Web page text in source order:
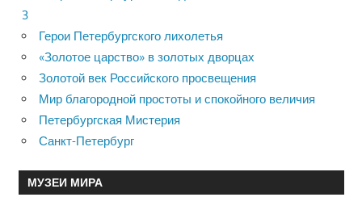
3
Герои Петербургского лихолетья
«Золотое царство» в золотых дворцах
Золотой век Российского просвещения
Мир благородной простоты и спокойного величия
Петербургская Мистерия
Санкт-Петербург
МУЗЕИ МИРА